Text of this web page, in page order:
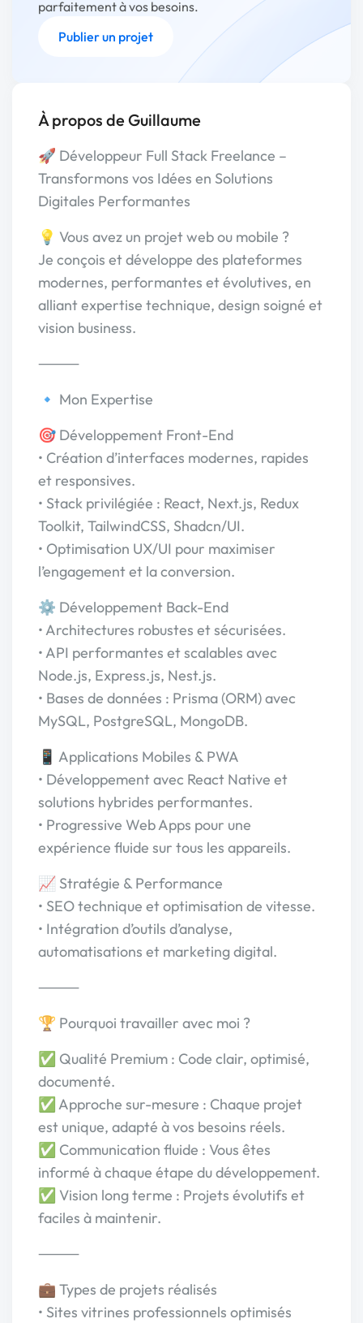
parfaitement à vos besoins.
Publier un projet
À propos de Guillaume
🚀 Développeur Full Stack Freelance –
Transformons vos Idées en Solutions
Digitales Performantes
💡 Vous avez un projet web ou mobile ?
Je conçois et développe des plateformes
modernes, performantes et évolutives, en
alliant expertise technique, design soigné et
vision business.
⸻
🔹 Mon Expertise
🎯 Développement Front-End
• Création d’interfaces modernes, rapides
et responsives.
• Stack privilégiée : React, Next.js, Redux
Toolkit, TailwindCSS, Shadcn/UI.
• Optimisation UX/UI pour maximiser
l’engagement et la conversion.
⚙️ Développement Back-End
• Architectures robustes et sécurisées.
• API performantes et scalables avec
Node.js, Express.js, Nest.js.
• Bases de données : Prisma (ORM) avec
MySQL, PostgreSQL, MongoDB.
📱 Applications Mobiles & PWA
• Développement avec React Native et
solutions hybrides performantes.
• Progressive Web Apps pour une
expérience fluide sur tous les appareils.
📈 Stratégie & Performance
• SEO technique et optimisation de vitesse.
• Intégration d’outils d’analyse,
automatisations et marketing digital.
⸻
🏆 Pourquoi travailler avec moi ?
✅ Qualité Premium : Code clair, optimisé,
documenté.
✅ Approche sur-mesure : Chaque projet
est unique, adapté à vos besoins réels.
✅ Communication fluide : Vous êtes
informé à chaque étape du développement.
✅ Vision long terme : Projets évolutifs et
faciles à maintenir.
⸻
💼 Types de projets réalisés
• Sites vitrines professionnels optimisés